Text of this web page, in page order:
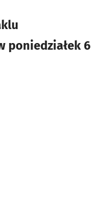
poniedziałek 6